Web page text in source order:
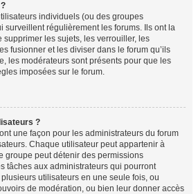
individuels (ou des groupes
surveillent régulièrement les forums. Ils ont la
les sujets, les verrouiller, les
fusionner et les diviser dans le forum qu’ils
les modérateurs sont présents pour que les
imposées sur le forum.
?
une façon pour les administrateurs du forum
Chaque utilisateur peut appartenir à
groupe peut détenir des permissions
tâches aux administrateurs qui pourront
utilisateurs en une seule fois, ou
de modération, ou bien leur donner accès